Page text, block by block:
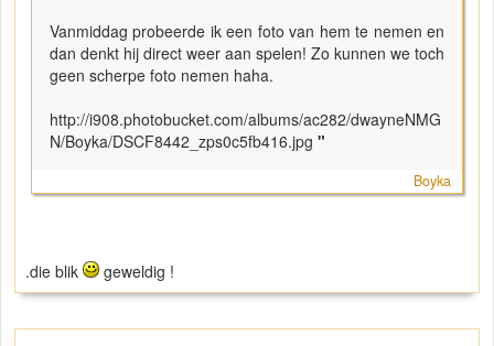
Vanmiddag probeerde ik een foto van hem te nemen en
dan denkt hij direct weer aan spelen! Zo kunnen we toch
geen scherpe foto nemen haha.
http://i908.photobucket.com/albums/ac282/dwayneNMG
N/Boyka/DSCF8442_zps0c5fb416.jpg "
Boyka
.die blik geweldig !